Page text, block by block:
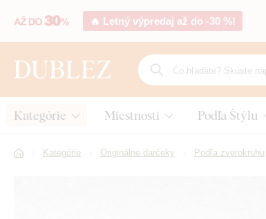
🔥 Letný výpredaj až do -30 %!
Kategórie Miestnosti Podľa Štýlu
Kategórie Originálne darčeky Podľa zverokruhu